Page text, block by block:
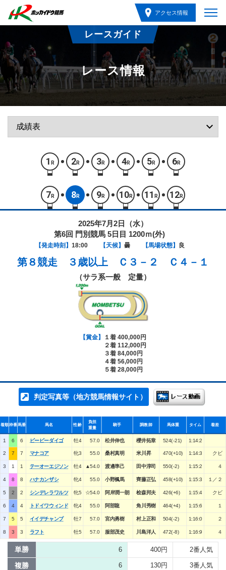
アクセス情報
レースガイド
レース情報
1 R 2R 3R 4R 5R 6R
7 R 8R 9R 10R 11 R 12R
2025年7月2日（水）
第6回 門別競馬 5日目 1200ｍ(外)
【発走時刻】 18:00 【天候】 曇 【馬場状態】 良
第８競走 ３歳以上 Ｃ３－２ Ｃ４－１
（サラ系一般 定量）
【賞金】
１着 400,000円
２着 112,000円
３着 84,000円
４着 56,000円
５着 28,000円
判定写真等（地方競馬情報サイト）
着順枠番馬番 馬名 性齢
負担
重量
騎手 調教師 馬体重 タイム 着差
1 6 6 ビービーダイゴ 牡4 57.0 松井伸也 櫻井拓章 524(-21) 1:14:2
2 7 7 マナコア 牝3 55.0 桑村真明 米川昇 470(+10) 1:14:3 クビ
3 1 1 テーオーエジソン 牡4 ▲54.0 渡邊準己 田中淳司 550(-2) 1:15:2 ４
4 8 8 ハナカンザシ 牝4 55.0 小野楓馬 齊藤正弘 458(+10) 1:15:3 １／２
5 2 2 シンデレラワルツ 牝5 ☆54.0 阿岸潤一朗 桧森邦夫 426(+6) 1:15:4 クビ
6 4 4 トドイワウィンド 牝4 55.0 阿部龍 角川秀樹 464(+4) 1:15:6 １
7 5 5 イイデチャンプ 牡7 57.0 宮内勇樹 村上正和 504(-2) 1:16:0 ２
8 3 3 ラフト 牡5 57.0 服部茂史 川島洋人 472(-8) 1:16:9 ４
単勝 6 400円 2番人気
複勝
6
130円
3番人気